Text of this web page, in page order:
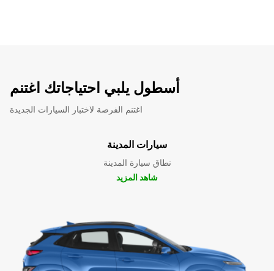
أسطول يلبي احتياجاتك اغتنم
اغتنم الفرصة لاختبار السيارات الجديدة
سيارات المدينة
نطاق سيارة المدينة
شاهد المزيد